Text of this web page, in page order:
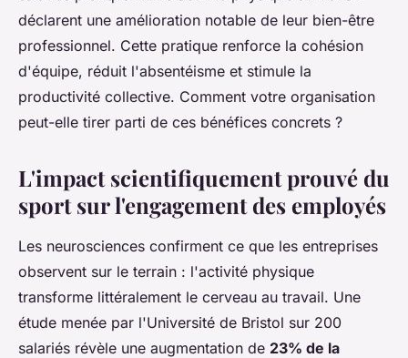
déclarent une amélioration notable de leur bien-être
professionnel. Cette pratique renforce la cohésion
d'équipe, réduit l'absentéisme et stimule la
productivité collective. Comment votre organisation
peut-elle tirer parti de ces bénéfices concrets ?
L'impact scientifiquement prouvé du
sport sur l'engagement des employés
Les neurosciences confirment ce que les entreprises
observent sur le terrain : l'activité physique
transforme littéralement le cerveau au travail. Une
étude menée par l'Université de Bristol sur 200
salariés révèle une augmentation de 23% de la